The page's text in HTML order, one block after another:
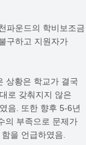
파운드의 학비보조금
구하고 지원자가
상황은 학교가 결국
로 갖춰지지 않은
음. 또한 향후 5-6년
의 부족으로 문제가
을 언급하였음.